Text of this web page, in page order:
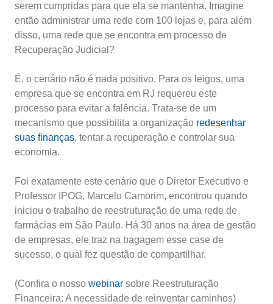
serem cumpridas para que ela se mantenha. Imagine
então administrar uma rede com 100 lojas e, para além
disso, uma rede que se encontra em processo de
Recuperação Judicial?
É, o cenário não é nada positivo. Para os leigos, uma
empresa que se encontra em RJ requereu este
processo para evitar a falência. Trata-se de um
mecanismo que possibilita a organização redesenhar
suas finanças, tentar a recuperação e controlar sua
economia.
Foi exatamente este cenário que o Diretor Executivo e
Professor IPOG, Marcelo Camorim, encontrou quando
iniciou o trabalho de reestruturação de uma rede de
farmácias em São Paulo. Há 30 anos na área de gestão
de empresas, ele traz na bagagem esse case de
sucesso, o qual fez questão de compartilhar.
(Confira o nosso webinar sobre Reestruturação
Financeira: A necessidade de reinventar caminhos)